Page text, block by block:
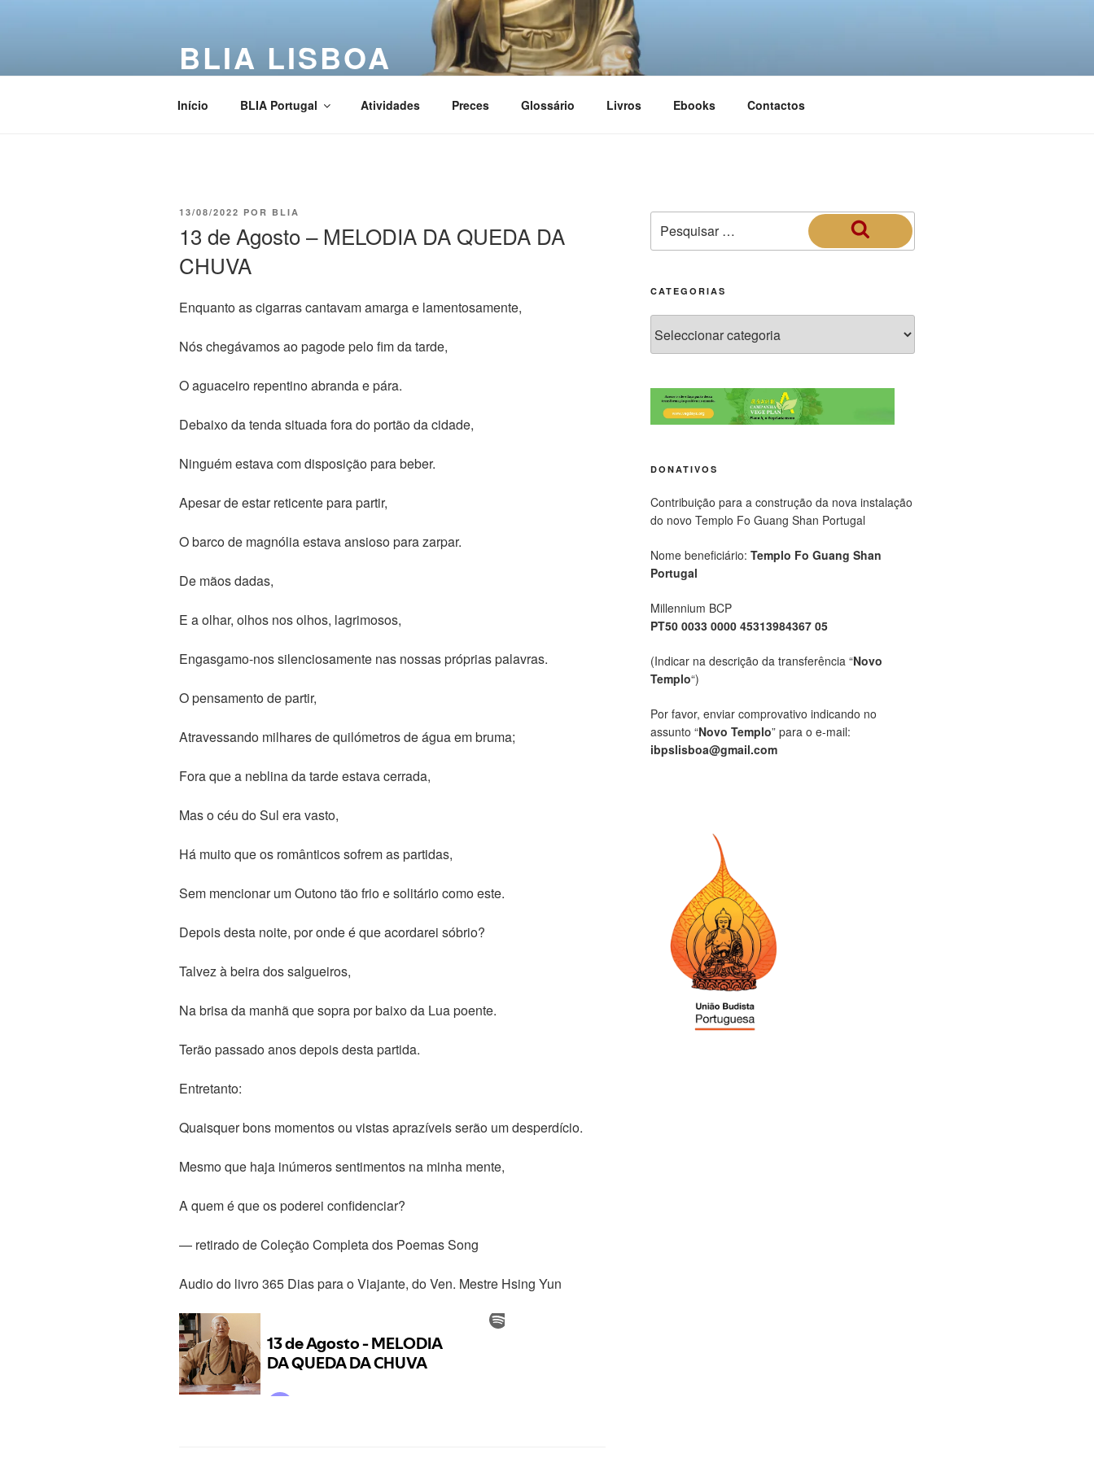
BLIA LISBOA
Início BLIA Portugal Atividades Preces Glossário Livros Ebooks Contactos
13/08/2022 POR BLIA
13 de Agosto – MELODIA DA QUEDA DA
CHUVA
Enquanto as cigarras cantavam amarga e lamentosamente,
Nós chegávamos ao pagode pelo fim da tarde,
O aguaceiro repentino abranda e pára.
Debaixo da tenda situada fora do portão da cidade,
Ninguém estava com disposição para beber.
Apesar de estar reticente para partir,
O barco de magnólia estava ansioso para zarpar.
De mãos dadas,
E a olhar, olhos nos olhos, lagrimosos,
Engasgamo-nos silenciosamente nas nossas próprias palavras.
O pensamento de partir,
Atravessando milhares de quilómetros de água em bruma;
Fora que a neblina da tarde estava cerrada,
Mas o céu do Sul era vasto,
Há muito que os românticos sofrem as partidas,
Sem mencionar um Outono tão frio e solitário como este.
Depois desta noite, por onde é que acordarei sóbrio?
Talvez à beira dos salgueiros,
Na brisa da manhã que sopra por baixo da Lua poente.
Terão passado anos depois desta partida.
Entretanto:
Quaisquer bons momentos ou vistas aprazíveis serão um desperdício.
Mesmo que haja inúmeros sentimentos na minha mente,
A quem é que os poderei confidenciar?
— retirado de Coleção Completa dos Poemas Song
Audio do livro 365 Dias para o Viajante, do Ven. Mestre Hsing Yun
CATEGORIAS
DONATIVOS
Contribuição para a construção da nova instalação
do novo Templo Fo Guang Shan Portugal
Nome beneficiário: Templo Fo Guang Shan
Portugal
Millennium BCP
PT50 0033 0000 45313984367 05
(Indicar na descrição da transferência “Novo
Templo“)
Por favor, enviar comprovativo indicando no
assunto “Novo Templo” para o e-mail:
ibpslisboa@gmail.com